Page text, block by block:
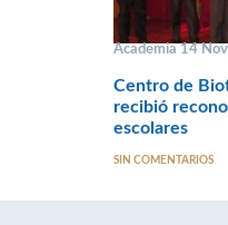
Academia 14
Centro de
recibió
escolares
SIN COMENTARIOS